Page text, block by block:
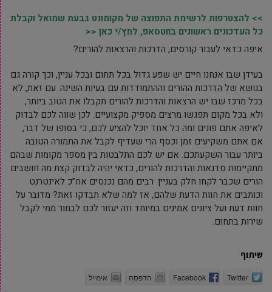
>> להצטרפות לרשימת התפוצה של מקומונט גבעת שמואל וקבלת
כל העדכונים ראשונים בווטסאפ, לחץ/י כאן <<
איפה כדאי לעבור קורסים, הדרכות והרצאות להורים?
בעידן שבו אנחנו חיים יש שפע גדול בכל תחום ובכל עניין, וכך קורה גם
בנושא של הדרכות ההורים וההתמודדות עם בעיות השינה. עם זאת, לא
בכל מרכז שבו יש הרצאות והדרכות להורים תקבלו את הטוב ביותר,
ולא בכל מקום תפגשו מרצים מספיק מקצועיים. לכן שווה לכם לבדוק
לאיפה אתם פונים ומה כל אחד יוכל להציע לכם, כי בסופו של דבר,
אם אתם משקיעים זמן וכסף הרי שעדיף לקבל את התמורה הטובה
ביותר עבור השקעתכם. אם יש לכם התלבטות בין מספר מקומות שבהם
מתקיימות סדנאות והדרכות להורים, כדאי יהיה לבדוק קצת מה חושבים
הורים שכבר לקחו חלק בעניין. רבים מהם נכנסים אח”כ לאינטרנט
וכותבים את חוות הדעת שלהם, אז למה שלא תבדקו זאת? מדובר על
חוות דעת ועל ציונים אמינים במיוחד וזה יעזור לכם לבחור ממי לקבל
שירות בתחום.
שיתוף
Twitter
Facebook הדפסה אימייל